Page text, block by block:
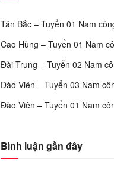
Tân Bắc – Tuyển 01 Nam
Cao Hùng – Tuyển 01 Nam
Đài Trung – Tuyển 02 Nam
Đào Viên – Tuyển 03 Nam
Đào Viên – Tuyển 01 Nam
Bình luận gần đây